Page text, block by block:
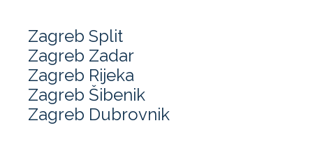
Zagreb Split
Zagreb Zadar
Zagreb Rijeka
Zagreb Šibenik
Zagreb Dubrovnik